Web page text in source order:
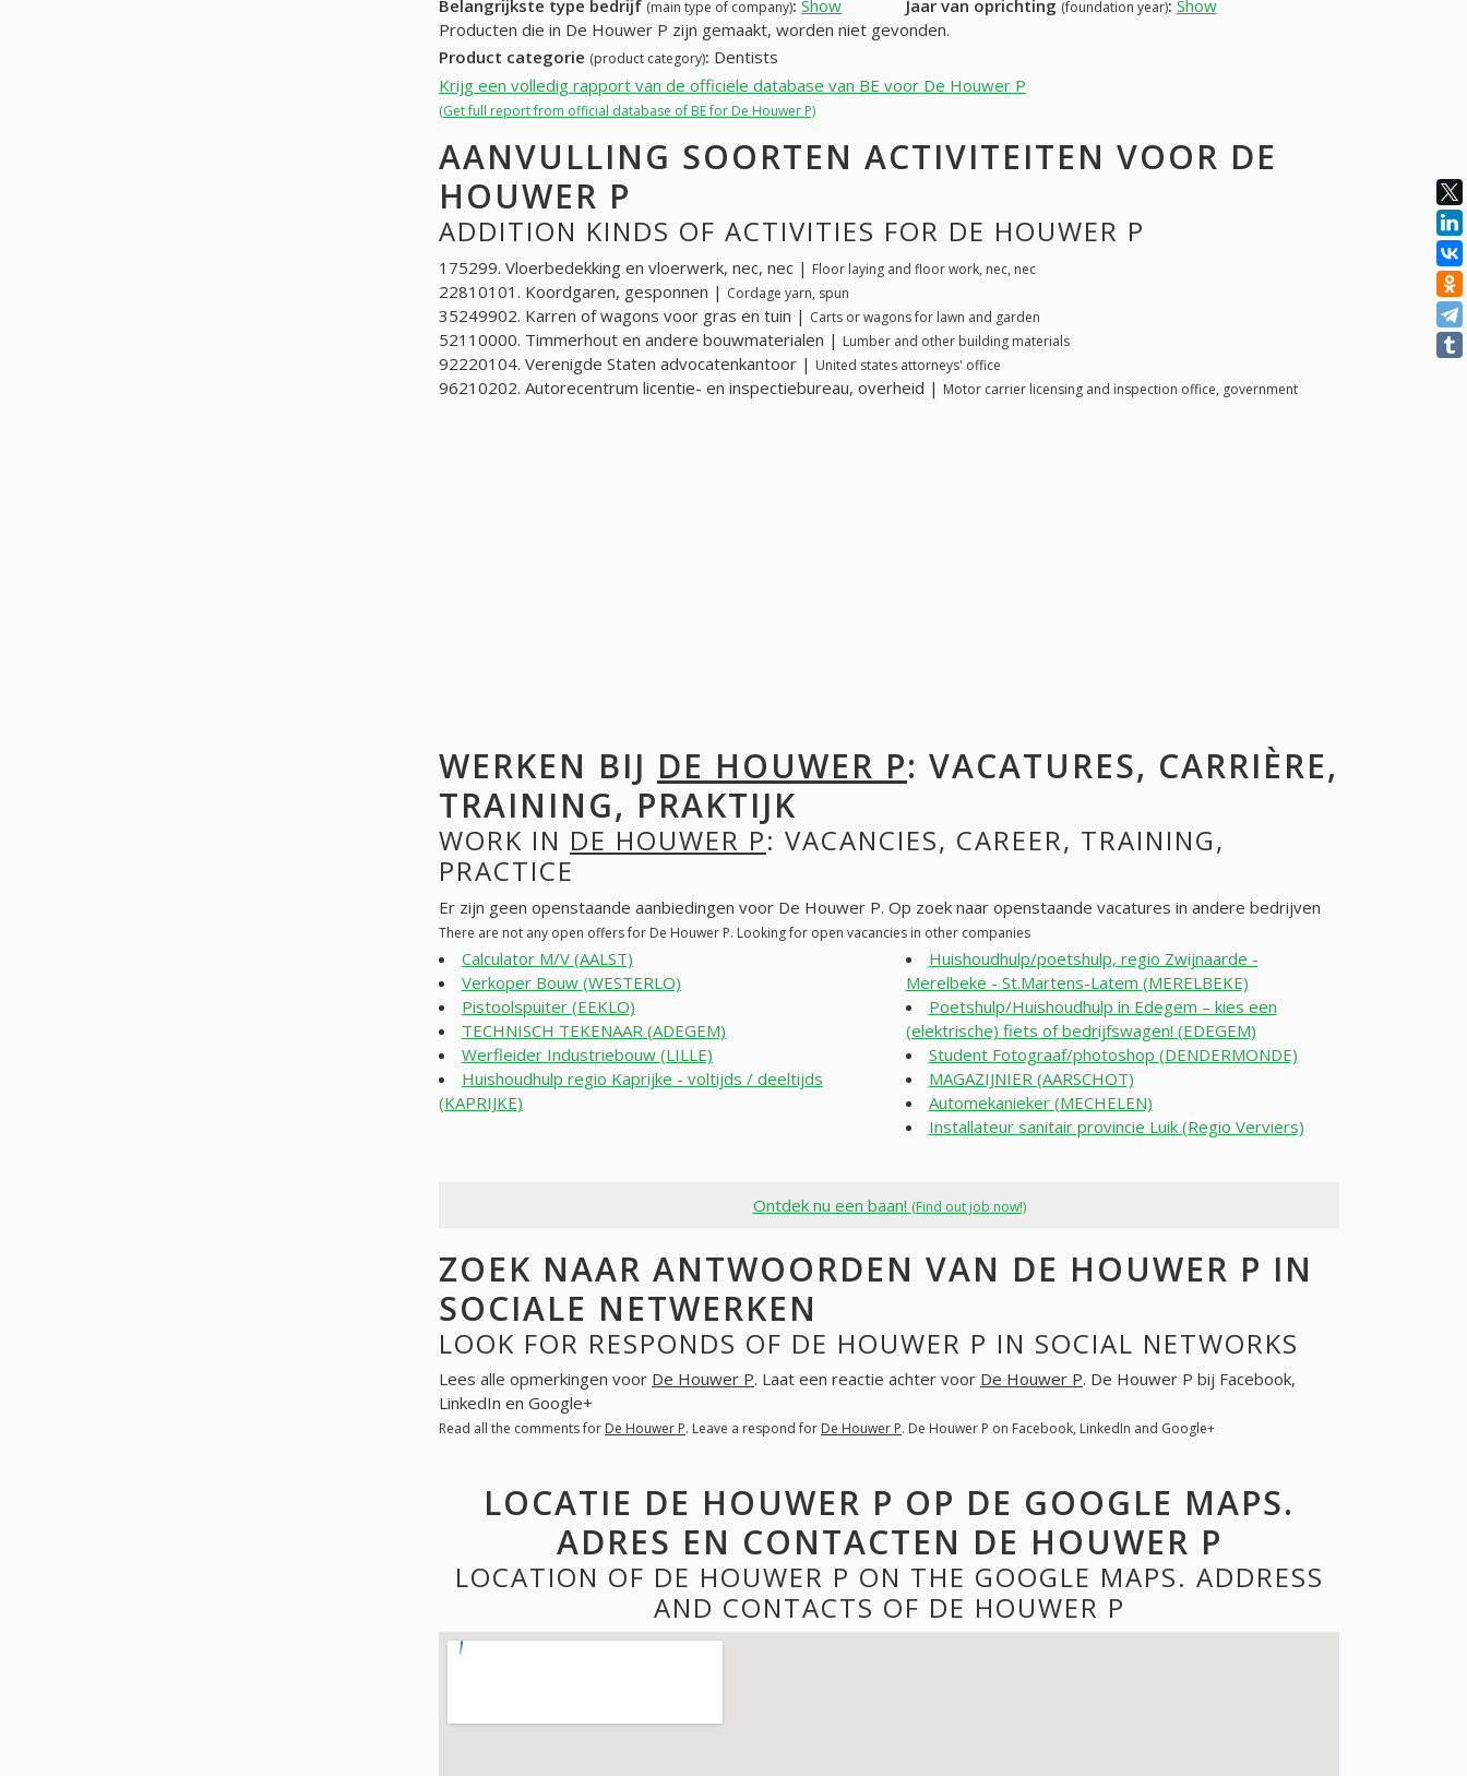
Belangrijkste type bedrijf (main type of company): Show Jaar van oprichting (foundation year): Show
Producten die in De Houwer P zijn gemaakt, worden niet gevonden.
Product categorie (product category): Dentists
Krijg een volledig rapport van de officiële database van BE voor De Houwer P
(Get full report from official database of BE for De Houwer P)
AANVULLING SOORTEN ACTIVITEITEN VOOR DE
HOUWER P
ADDITION KINDS OF ACTIVITIES FOR DE HOUWER P
175299. Vloerbedekking en vloerwerk, nec, nec | Floor laying and floor work, nec, nec
22810101. Koordgaren, gesponnen | Cordage yarn, spun
35249902. Karren of wagons voor gras en tuin | Carts or wagons for lawn and garden
52110000. Timmerhout en andere bouwmaterialen | Lumber and other building materials
92220104. Verenigde Staten advocatenkantoor | United states attorneys' office
96210202. Autorecentrum licentie- en inspectiebureau, overheid | Motor carrier licensing and inspection office, government
WERKEN BIJ DE HOUWER P: VACATURES, CARRIÈRE,
TRAINING, PRAKTIJK
WORK IN DE HOUWER P: VACANCIES, CAREER, TRAINING,
PRACTICE
Er zijn geen openstaande aanbiedingen voor De Houwer P. Op zoek naar openstaande vacatures in andere bedrijven
There are not any open offers for De Houwer P. Looking for open vacancies in other companies
Calculator M/V (AALST)
Verkoper Bouw (WESTERLO)
Pistoolspuiter (EEKLO)
TECHNISCH TEKENAAR (ADEGEM)
Werfleider Industriebouw (LILLE)
Huishoudhulp regio Kaprijke - voltijds / deeltijds
(KAPRIJKE)
Huishoudhulp/poetshulp, regio Zwijnaarde -
Merelbeke - St.Martens-Latem (MERELBEKE)
Poetshulp/Huishoudhulp in Edegem – kies een
(elektrische) fiets of bedrijfswagen! (EDEGEM)
Student Fotograaf/photoshop (DENDERMONDE)
MAGAZIJNIER (AARSCHOT)
Automekanieker (MECHELEN)
Installateur sanitair provincie Luik (Regio Verviers)
Ontdek nu een baan! (Find out job now!)
ZOEK NAAR ANTWOORDEN VAN DE HOUWER P IN
SOCIALE NETWERKEN
LOOK FOR RESPONDS OF DE HOUWER P IN SOCIAL NETWORKS
Lees alle opmerkingen voor De Houwer P. Laat een reactie achter voor De Houwer P. De Houwer P bij Facebook,
LinkedIn en Google+
Read all the comments for De Houwer P. Leave a respond for De Houwer P. De Houwer P on Facebook, LinkedIn and Google+
LOCATIE DE HOUWER P OP DE GOOGLE MAPS.
ADRES EN CONTACTEN DE HOUWER P
LOCATION OF DE HOUWER P ON THE GOOGLE MAPS. ADDRESS
AND CONTACTS OF DE HOUWER P